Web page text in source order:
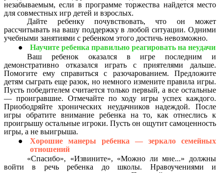
незабываемым, если в программе торжества найдется место
для совместных игр детей и взрослых.
Дайте ребенку почувствовать, что он может
рассчитывать на вашу поддержку в любой ситуации. Одними
учебными занятиями с ребенком этого достичь невозможно.
Научите ребенка правильно реагировать на неудачи
Ваш ребенок оказался в игре последним и
демонстративно отказался играть с приятелями дальше.
Помогите ему справиться с разочарованием. Предложите
детям сыграть еще разок, но немного измените правила игры.
Пусть победителем считается только первый, а все остальные
— проигравшие. Отмечайте по ходу игры успех каждого.
Приободряйте хронических неудачников надеждой. После
игры обратите внимание ребенка на то, как отнеслись к
проигрышу остальные игроки. Пусть он ощутит самоценность
игры, а не выигрыша.
Хорошие манеры ребенка — зеркало семейных
отношений
«Спасибо», «Извините», «Можно ли мне...» должны
войти в речь ребенка до школы. Нравоучениями и